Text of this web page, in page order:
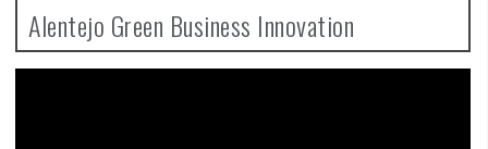
Alentejo Green Business Innovation